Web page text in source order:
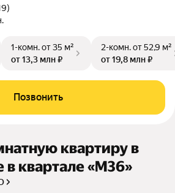
1-комн.от 35 м²
от 13,3 млн ₽
2-комн.от 52,9 м²
от 19,8 млн ₽
Позвонить
квартиру в
в квартале «М36»